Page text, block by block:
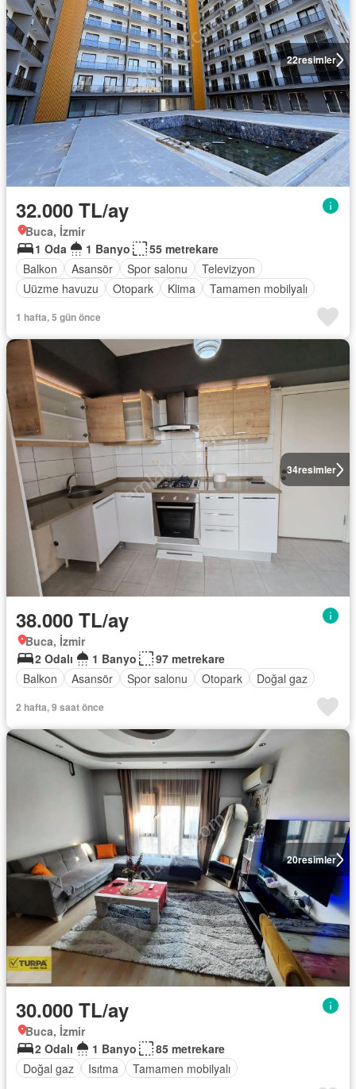
22resimler
32.000 TL/ay
Buca, İzmir
1 Oda
1 Banyo
55 metrekare
Balkon
Asansör Spor salonu
Televizyon
Uüzme havuzu
Otopark Klima Tamamen mobilyalı
1 hafta, 5 gün önce
34resimler
38.000 TL/ay
Buca, İzmir
2 Odalı
1 Banyo
97 metrekare
Balkon
Asansör Spor salonu Otopark Doğal gaz
2 hafta, 9 saat önce
20resimler
30.000 TL/ay
Buca, İzmir
2 Odalı
1 Banyo
85 metrekare
Doğal gaz
Isıtma Tamamen mobilyalı